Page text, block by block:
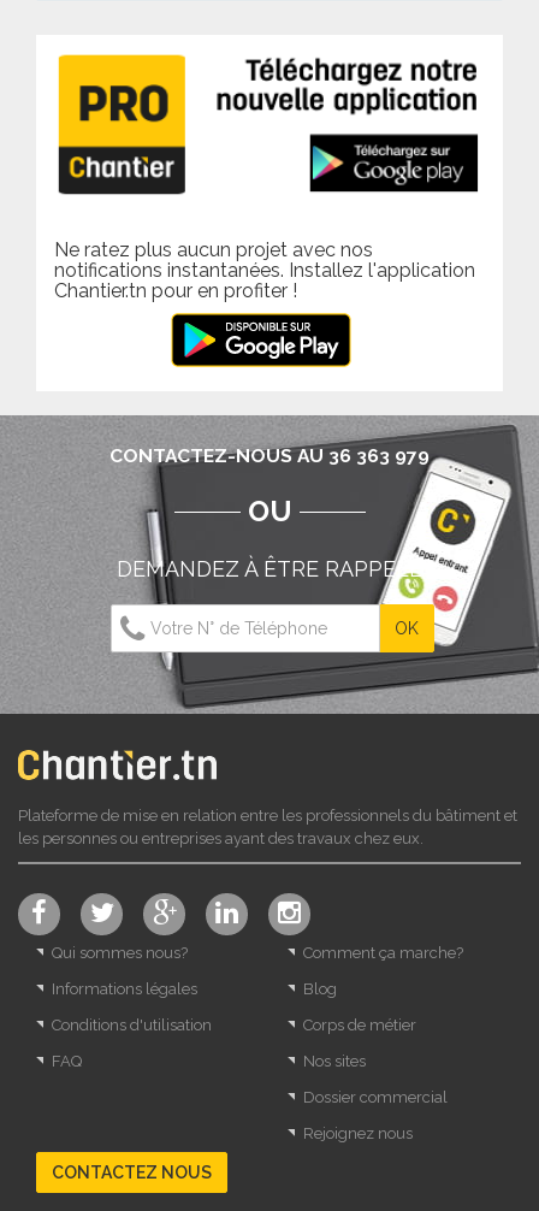
Ne ratez plus aucun projet avec nos
notifications instantanées. Installez l'application
Chantier.tn pour en profiter !
CONTACTEZ-NOUS AU 36 363 979
OU
DEMANDEZ À ÊTRE RAPPELÉ
Plateforme de mise en relation entre les professionnels du bâtiment et
les personnes ou entreprises ayant des travaux chez eux.
Qui sommes nous?
Informations légales
Conditions d'utilisation
FAQ
Comment ça marche?
Blog
Corps de métier
Nos sites
Dossier commercial
Rejoignez nous
CONTACTEZ NOUS